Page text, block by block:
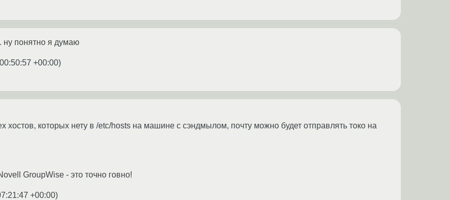
ну понятно я думаю
+00:00)
хостов, которых нету в /etc/hosts на машине с сэндмылом, почту можно будет отправлять токо на
GroupWise - это точно говно!
+00:00)